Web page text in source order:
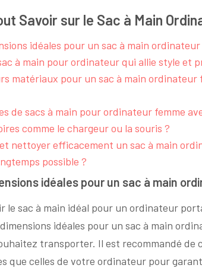
Savoir sur le Sac à Main
idéales pour un sac à main ordinateur
à main pour ordinateur qui allie style et
matériaux pour un sac à main
de sacs à main pour ordinateur femme
comme le chargeur ou la souris ?
nettoyer efficacement un sac à main
possible ?
idéales pour un sac à main
le sac à main idéal pour un ordinateur
idéales pour un sac à main
transporter. Il est recommandé de
que celles de votre ordinateur pour